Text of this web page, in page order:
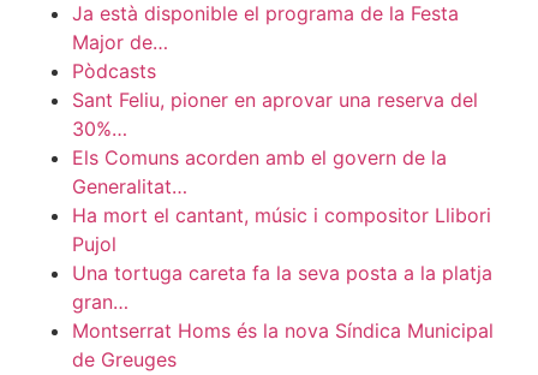
Ja està disponible el programa de la Festa
Major de…
Pòdcasts
Sant Feliu, pioner en aprovar una reserva del
30%…
Els Comuns acorden amb el govern de la
Generalitat…
Ha mort el cantant, músic i compositor Llibori
Pujol
Una tortuga careta fa la seva posta a la platja
gran…
Montserrat Homs és la nova Síndica Municipal
de Greuges